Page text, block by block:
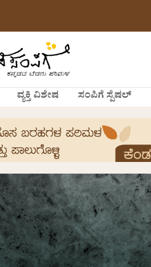
ವ್ಯಕ್ತಿ ವಿಶೇಷ ಸಂಪಿಗೆ ಸ್ಪೆಷಲ್